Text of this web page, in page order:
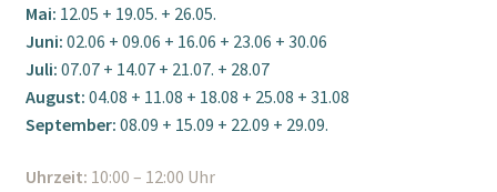
Mai: 12.05 + 19.05. + 26.05.
Juni: 02.06 + 09.06 + 16.06 + 23.06 + 30.06
Juli: 07.07 + 14.07 + 21.07. + 28.07
August: 04.08 + 11.08 + 18.08 + 25.08 + 31.08
September: 08.09 + 15.09 + 22.09 + 29.09.
Uhrzeit: 10:00 – 12:00 Uhr